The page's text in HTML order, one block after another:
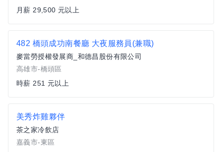
月薪 29,500 元以上
482 橋頭成功南餐廳 大夜服務員(兼職)
麥當勞授權發展商_和德昌股份有限公司
高雄市-橋頭區
時薪 251 元以上
美秀炸雞夥伴
茶之家冷飲店
嘉義市-東區